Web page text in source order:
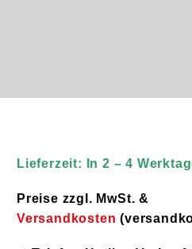
Lieferzeit: In 2 – 4
Preise zzgl. MwSt. &
Versandkosten